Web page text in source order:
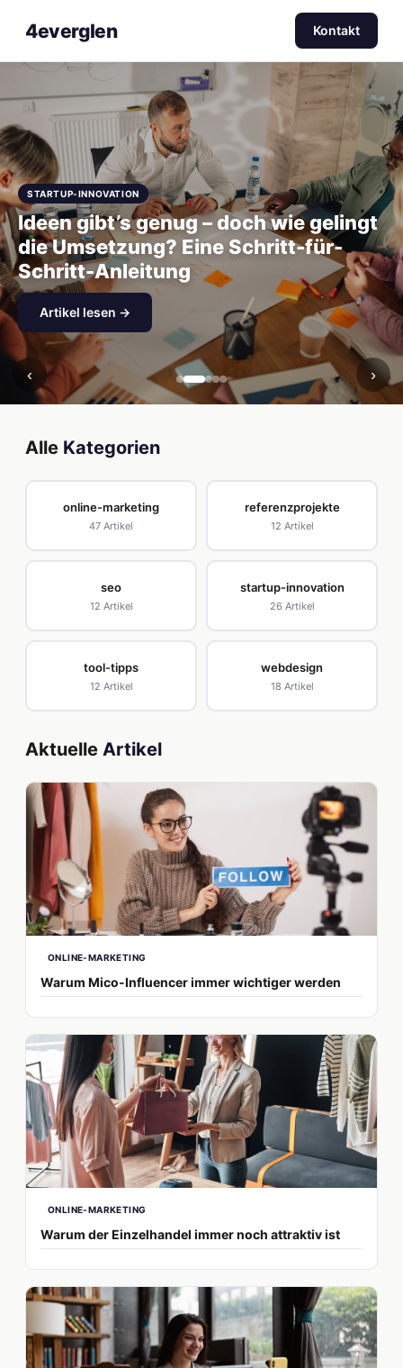
4everglen Kontakt
STARTUP-INNOVATION
Ideen gibt’s genug – doch wie gelingt
die Umsetzung? Eine Schritt-für-
Schritt-Anleitung
Artikel lesen →
‹ ›
Alle Kategorien
online-marketing
47 Artikel
referenzprojekte
12 Artikel
seo
12 Artikel
startup-innovation
26 Artikel
tool-tipps
12 Artikel
webdesign
18 Artikel
Aktuelle Artikel
ONLINE-MARKETING
Warum Mico-Influencer immer wichtiger werden
ONLINE-MARKETING
Warum der Einzelhandel immer noch attraktiv ist